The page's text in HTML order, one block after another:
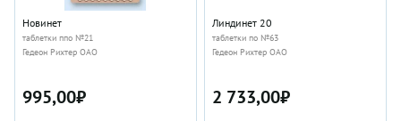
Новинет
таблетки ппо №21
Гедеон Рихтер ОАО
995,00₽
Линдинет 20
таблетки по №63
Гедеон Рихтер ОАО
2 733,00₽